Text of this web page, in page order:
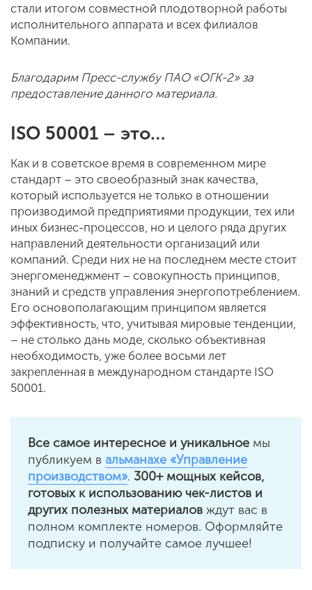
стали итогом совместной плодотворной работы
исполнительного аппарата и всех филиалов
Компании.
Благодарим Пресс-службу ПАО «ОГК-2» за
предоставление данного материала.
ISO 50001 – это…
Как и в советское время в современном мире
стандарт – это своеобразный знак качества,
который используется не только в отношении
производимой предприятиями продукции, тех или
иных бизнес-процессов, но и целого ряда других
направлений деятельности организаций или
компаний. Среди них не на последнем месте стоит
энергоменеджмент – совокупность принципов,
знаний и средств управления энергопотреблением.
Его основополагающим принципом является
эффективность, что, учитывая мировые тенденции,
– не столько дань моде, сколько объективная
необходимость, уже более восьми лет
закрепленная в международном стандарте ISO
50001.
Все самое интересное и уникальное мы
публикуем в альманахе «Управление
производством». 300+ мощных кейсов,
готовых к использованию чек-листов и
других полезных материалов ждут вас в
полном комплекте номеров. Оформляйте
подписку и получайте самое лучшее!